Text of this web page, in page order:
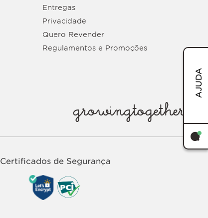
AJUDA
Entregas
Privacidade
Quero Revender
Regulamentos e Promoções
growingtogether
Certificados de Segurança